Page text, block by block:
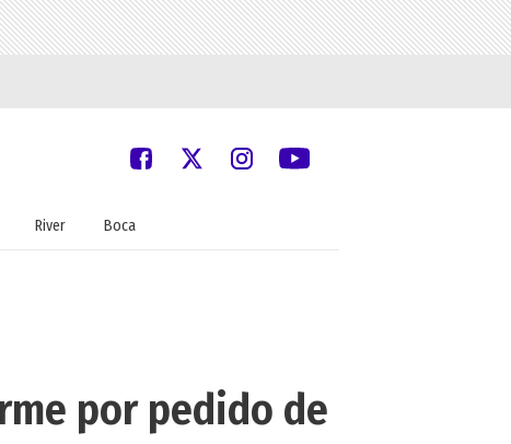
River Boca
por pedido de